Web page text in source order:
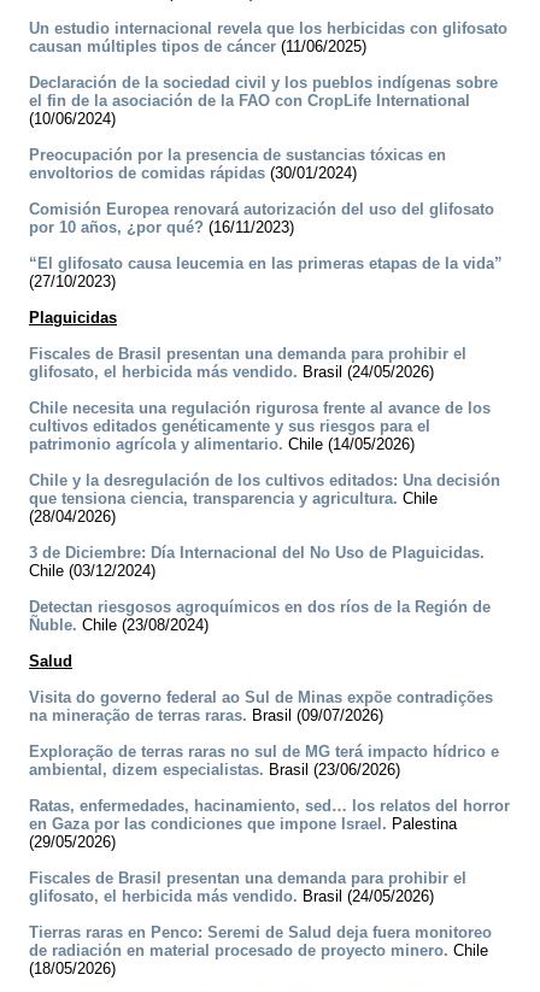
Un estudio internacional revela que los herbicidas con glifosato
causan múltiples tipos de cáncer (11/06/2025)
Declaración de la sociedad civil y los pueblos indígenas sobre
el fin de la asociación de la FAO con CropLife International
(10/06/2024)
Preocupación por la presencia de sustancias tóxicas en
envoltorios de comidas rápidas (30/01/2024)
Comisión Europea renovará autorización del uso del glifosato
por 10 años, ¿por qué? (16/11/2023)
“El glifosato causa leucemia en las primeras etapas de la vida”
(27/10/2023)
Plaguicidas
Fiscales de Brasil presentan una demanda para prohibir el
glifosato, el herbicida más vendido. Brasil (24/05/2026)
Chile necesita una regulación rigurosa frente al avance de los
cultivos editados genéticamente y sus riesgos para el
patrimonio agrícola y alimentario. Chile (14/05/2026)
Chile y la desregulación de los cultivos editados: Una decisión
que tensiona ciencia, transparencia y agricultura. Chile
(28/04/2026)
3 de Diciembre: Día Internacional del No Uso de Plaguicidas.
Chile (03/12/2024)
Detectan riesgosos agroquímicos en dos ríos de la Región de
Ñuble. Chile (23/08/2024)
Salud
Visita do governo federal ao Sul de Minas expõe contradições
na mineração de terras raras. Brasil (09/07/2026)
Exploração de terras raras no sul de MG terá impacto hídrico e
ambiental, dizem especialistas. Brasil (23/06/2026)
Ratas, enfermedades, hacinamiento, sed… los relatos del horror
en Gaza por las condiciones que impone Israel. Palestina
(29/05/2026)
Fiscales de Brasil presentan una demanda para prohibir el
glifosato, el herbicida más vendido. Brasil (24/05/2026)
Tierras raras en Penco: Seremi de Salud deja fuera monitoreo
de radiación en material procesado de proyecto minero. Chile
(18/05/2026)